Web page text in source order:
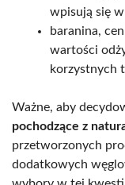
wpisują się
baranina,
wartości
korzystnych
Ważne, aby
pochodzące z
przetworzonych
dodatkowych